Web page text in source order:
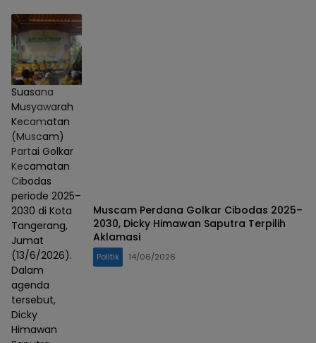
Suasana
Musyawarah
Kecamatan
(Muscam)
Partai Golkar
Kecamatan
Cibodas
periode 2025–
2030 di Kota
Tangerang,
Jumat
(13/6/2026).
Dalam
agenda
tersebut,
Dicky
Himawan
Muscam Perdana Golkar Cibodas 2025–
2030, Dicky Himawan Saputra Terpilih
Aklamasi
Politik 14/06/2026